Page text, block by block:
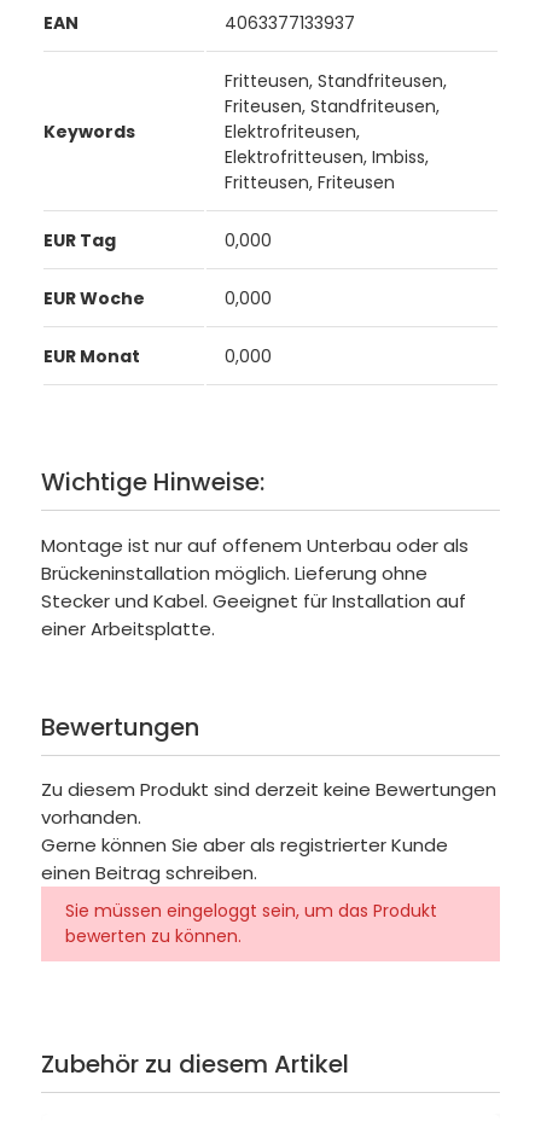
EAN 4063377133937
Keywords
Fritteusen, Standfriteusen,
Friteusen, Standfriteusen,
Elektrofriteusen,
Elektrofritteusen, Imbiss,
Fritteusen, Friteusen
EUR Tag 0,000
EUR Woche 0,000
EUR Monat 0,000
Wichtige Hinweise:
Montage ist nur auf offenem Unterbau oder als
Brückeninstallation möglich. Lieferung ohne
Stecker und Kabel. Geeignet für Installation auf
einer Arbeitsplatte.
Bewertungen
Zu diesem Produkt sind derzeit keine Bewertungen
vorhanden.
Gerne können Sie aber als registrierter Kunde
einen Beitrag schreiben.
Sie müssen eingeloggt sein, um das Produkt
bewerten zu können.
Zubehör zu diesem Artikel